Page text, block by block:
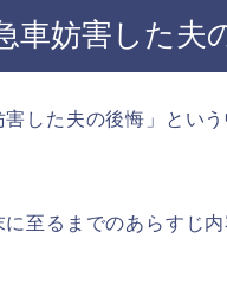
車妨害した夫
害した夫の後悔」とい
至るまでのあらすじ